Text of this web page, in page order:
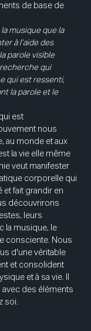
de base de
musique que la
à l’aide des
parole visible
recherche qui
qui est ressenti,
la parole et le
est
nous
au monde et aux
la vie elle même
veut manifester
corporelle qui
fait grandir en
découvrirons
leurs
la musique, le
consciente. Nous
d'une véritable
et consolident
et à sa vie. Il
avec des éléments
soi.